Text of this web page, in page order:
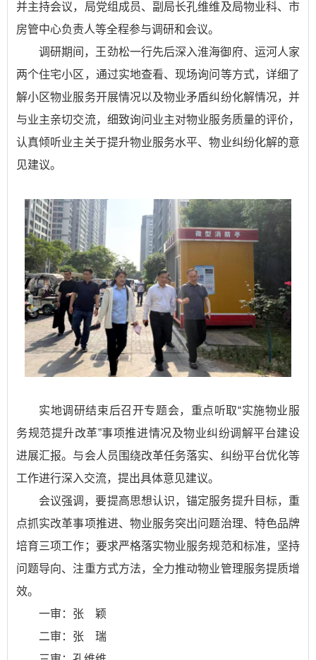
并主持会议，局党组成员、副局长孔维维及局物业科、市
房管中心负责人等全程参与调研和会议。
调研期间，王劲松一行先后深入淮海御府、运河人家
两个住宅小区，通过实地查看、现场询问等方式，详细了
解小区物业服务开展情况以及物业矛盾纠纷化解情况，并
与业主亲切交流，细致询问业主对物业服务质量的评价，
认真倾听业主关于提升物业服务水平、物业纠纷化解的意
见建议。
实地调研结束后召开专题会，重点听取“实施物业服
务规范提升改革”事项推进情况及物业纠纷调解平台建设
进展汇报。与会人员围绕改革任务落实、纠纷平台优化等
工作进行深入交流，提出具体意见建议。
会议强调，要提高思想认识，锚定服务提升目标，重
点抓实改革事项推进、物业服务突出问题治理、特色品牌
培育三项工作；要求严格落实物业服务规范和标准，坚持
问题导向、注重方式方法，全力推动物业管理服务提质增
效。
一审：张 颖
二审：张 瑞